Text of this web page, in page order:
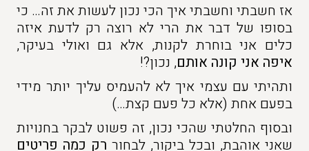
אז חשבתי וחשבתי איך הכי נכון לעשות את זה… כי
בסופו של דבר את הרי לא רוצה רק לדעת איזה
כלים אני בוחרת לקנות, אלא גם ואולי בעיקר,
איפה אני קונה אותם, נכון?!
ותהיתי עם עצמי איך לא להעמיס עליך יותר מידי
בפעם אחת (אלא כל פעם קצת…)
ובסוף החלטתי שהכי נכון, זה פשוט לבקר בחנויות
שאני אוהבת, ובכל ביקור, לבחור רק כמה פריטים